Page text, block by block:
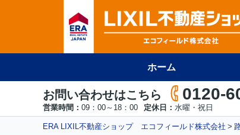
ホーム
お問い合わせはこちら 0120-
営業時間： 09：00～18：00 定休日： 水曜・祝日
ERA LIXIL不動産ショップ エコフィールド株式会社